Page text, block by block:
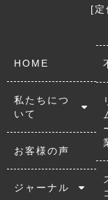
[定
HOME
私たちにつ
いて
お客様の声
ジャーナル